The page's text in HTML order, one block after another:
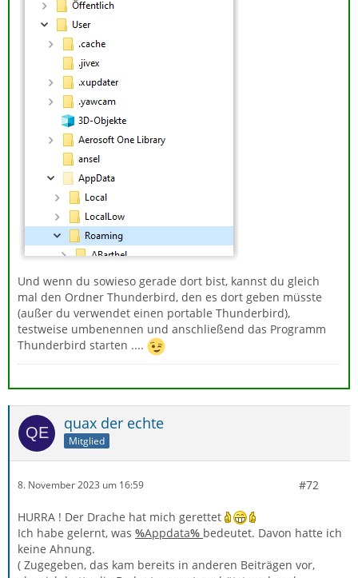
Und wenn du sowieso gerade dort bist, kannst du gleich
mal den Ordner Thunderbird, den es dort geben müsste
(außer du verwendet einen portable Thunderbird),
testweise umbenennen und anschließend das Programm
Thunderbird starten ....
quax der echte
Mitglied
8. November 2023 um 16:59 #72
HURRA ! Der Drache hat mich gerettet
Ich habe gelernt, was %Appdata% bedeutet. Davon hatte ich
keine Ahnung.
( Zugegeben, das kam bereits in anderen Beiträgen vor,